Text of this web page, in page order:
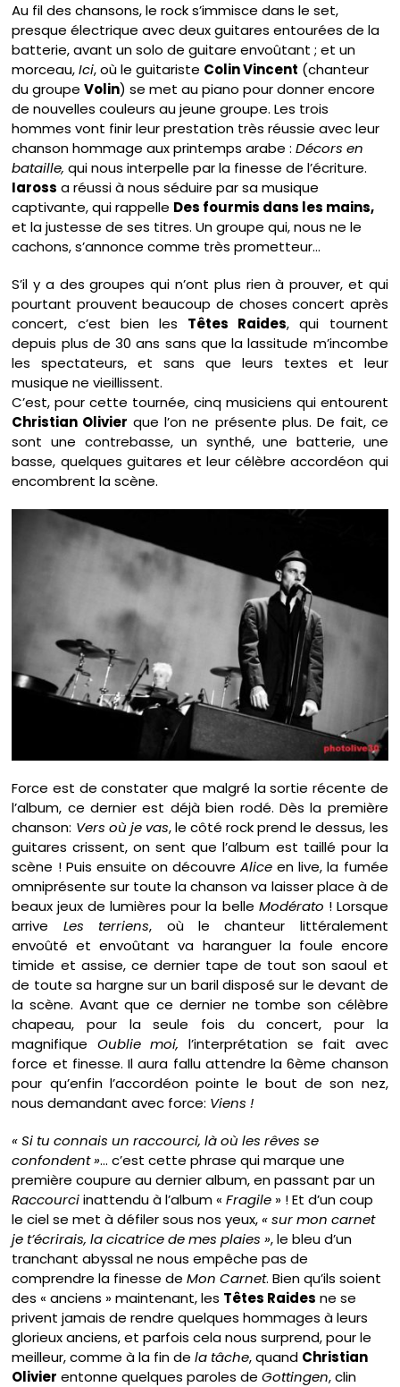
Au fil des chansons, le rock s’immisce dans le set,
presque électrique avec deux guitares entourées de la
batterie, avant un solo de guitare envoûtant ; et un
morceau,Ici, où le guitariste Colin Vincent (chanteur
du groupeVolin) se met au piano pour donner encore
de nouvelles couleurs au jeune groupe. Les trois
hommes vont finir leur prestation très réussie avec leur
chanson hommage aux printemps arabe :Décors en
bataille, qui nous interpelle par la finesse de l’écriture.
Iaross a réussi à nous séduire par sa musique
captivante, qui rappelle Des fourmis dans les mains,
et la justesse de ses titres. Un groupe qui, nous ne le
cachons, s’annonce comme très prometteur…
S’il y a des groupes qui n’ont plus rien à prouver, et qui
pourtant prouvent beaucoup de choses concert après
concert, c’est bien les Têtes Raides, qui tournent
depuis plus de 30 ans sans que la lassitude m’incombe
les spectateurs, et sans que leurs textes et leur
musique ne vieillissent.
C’est, pour cette tournée, cinq musiciens qui entourent
Christian Olivier que l’on ne présente plus. De fait, ce
sont une contrebasse, un synthé, une batterie, une
basse, quelques guitares et leur célèbre accordéon qui
encombrent la scène.
Force est de constater que malgré la sortie récente de
l’album, ce dernier est déjà bien rodé. Dès la première
chanson: Vers où je vas, le côté rock prend le dessus, les
guitares crissent, on sent que l’album est taillé pour la
scène ! Puis ensuite on découvreAlice en live, la fumée
omniprésente sur toute la chanson va laisser place à de
beaux jeux de lumières pour la belle Modérato ! Lorsque
arrive Les terriens, où le chanteur littéralement
envoûté et envoûtant va haranguer la foule encore
timide et assise, ce dernier tape de tout son saoul et
de toute sa hargne sur un baril disposé sur le devant de
la scène. Avant que ce dernier ne tombe son célèbre
chapeau, pour la seule fois du concert, pour la
magnifique Oublie moi, l’interprétation se fait avec
force et finesse. Il aura fallu attendre la 6ème chanson
pour qu’enfin l’accordéon pointe le bout de son nez,
nous demandant avec force: Viens !
« Si tu connais un raccourci, là où les rêves se
confondent »… c’est cette phrase qui marque une
première coupure au dernier album, en passant par un
Raccourciinattendu à l’album «Fragile » ! Et d’un coup
le ciel se met à défiler sous nos yeux,« sur mon carnet
je t’écrirais, la cicatrice de mes plaies », le bleu d’un
tranchant abyssal ne nous empêche pas de
comprendre la finesse deMon Carnet. Bien qu’ils soient
des « anciens » maintenant, les Têtes Raides ne se
privent jamais de rendre quelques hommages à leurs
glorieux anciens, et parfois cela nous surprend, pour le
meilleur, comme à la fin dela tâche, quand Christian
Olivier entonne quelques paroles deGottingen, clin